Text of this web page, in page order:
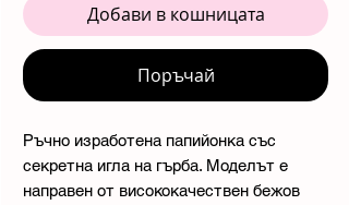
Добави в кошницата
Поръчай
Ръчно изработена папийонка със
секретна игла на гърба. Моделът е
направен от висококачествен бежов